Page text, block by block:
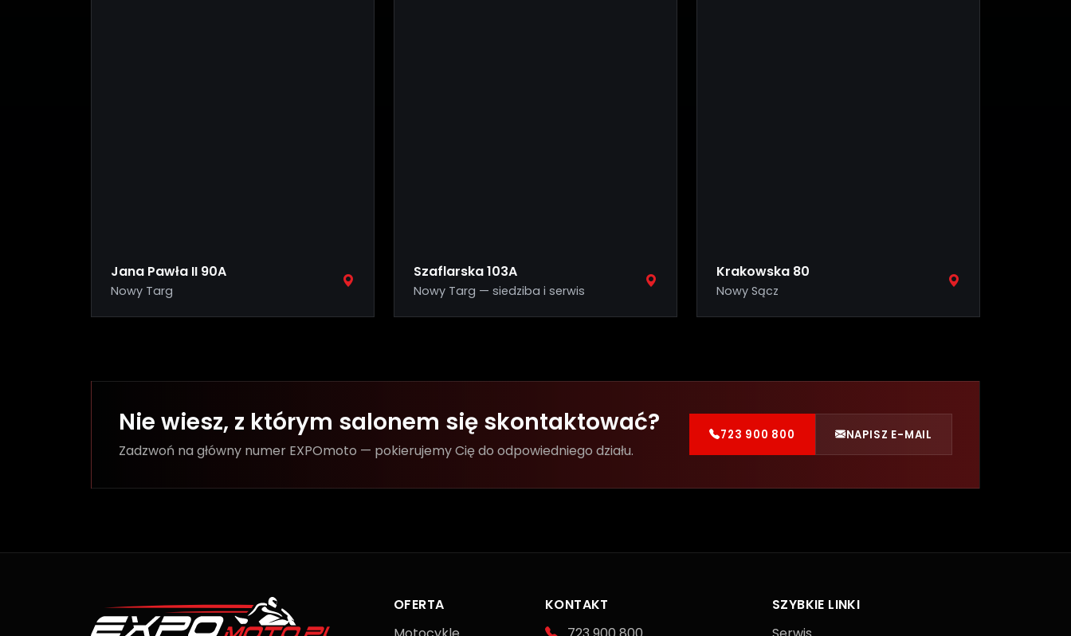
Jana Pawła II 90A
Nowy Targ
Szaflarska 103A
Nowy Targ — siedziba i serwis
Krakowska 80
Nowy Sącz
Nie wiesz, z którym salonem się skontaktować?
Zadzwoń na główny numer EXPOmoto — pokierujemy Cię do odpowiedniego działu.
723 900 800 NAPISZ E-MAIL
OFERTA
KONTAKT
SZYBKIE LINKI